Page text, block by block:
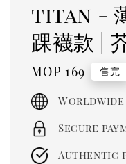
titan -
踝襪款 |
Regular
price
MOP 169 售完
Worldwide
Secure
Authentic